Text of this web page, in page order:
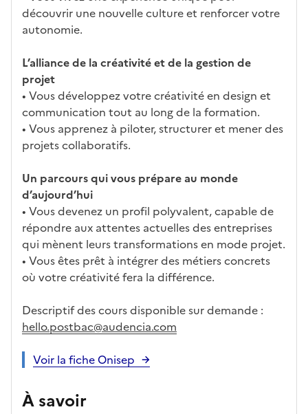
découvrir une nouvelle culture et renforcer votre
autonomie.
L’alliance de la créativité et de la gestion de
projet
• Vous développez votre créativité en design et
communication tout au long de la formation.
• Vous apprenez à piloter, structurer et mener des
projets collaboratifs.
Un parcours qui vous prépare au monde
d’aujourd’hui
• Vous devenez un profil polyvalent, capable de
répondre aux attentes actuelles des entreprises
qui mènent leurs transformations en mode projet.
• Vous êtes prêt à intégrer des métiers concrets
où votre créativité fera la différence.
Descriptif des cours disponible sur demande :
hello.postbac@audencia.com
Voir la fiche Onisep
À savoir